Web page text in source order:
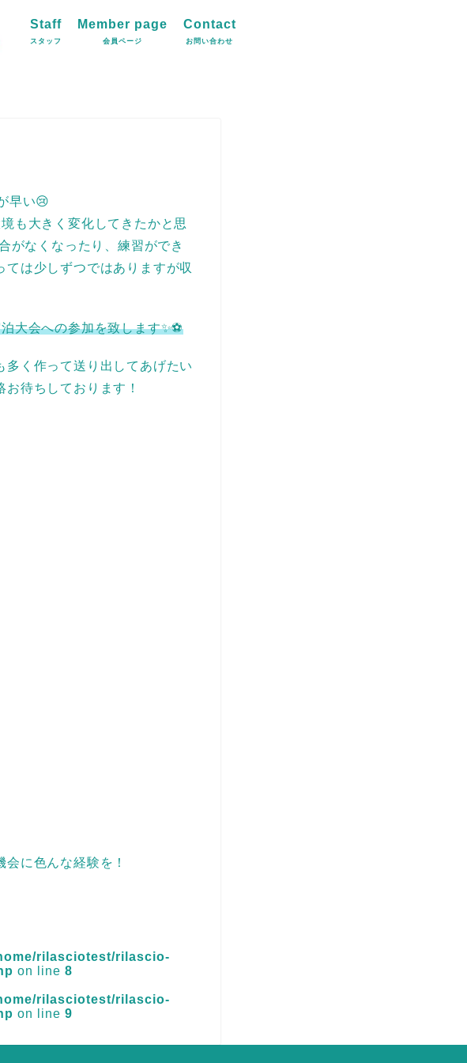
Staff
スタッフ
Member page
会員ページ
Contact
お問い合わせ
早い😢
も大きく変化してきたかと思
がなくなったり、練習ができ
は少しずつではありますが収
大会への参加を致します✨⚽
く作って送り出してあげたい
待ちしております！
に色んな経験を！
rilasciotest/rilascio-
on line 8
rilasciotest/rilascio-
on line 9